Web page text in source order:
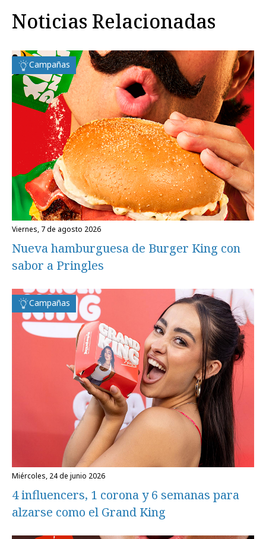
Noticias Relacionadas
Campañas
viernes, 7 de agosto 2026
Nueva hamburguesa de Burger King con
sabor a Pringles
Campañas
miércoles, 24 de junio 2026
4 influencers, 1 corona y 6 semanas para
alzarse como el Grand King